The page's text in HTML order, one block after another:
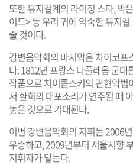
또한 뮤지컬계의 라이징 스타, 박
이드> 등 우리 귀에 익숙한 뮤지
줄 것이다.
강변음악회의 마지막은 차이코
다. 1812년 프랑스 나폴레옹 군
작품으로 차이콥스키의 관현악법
서 환희의 대포소리가 연주될 때
놓을 것으로 기대된다.
이번 강변음악회의 지휘는 2006
우승하고, 2009년부터 서울시향
지휘자가 맡는다.